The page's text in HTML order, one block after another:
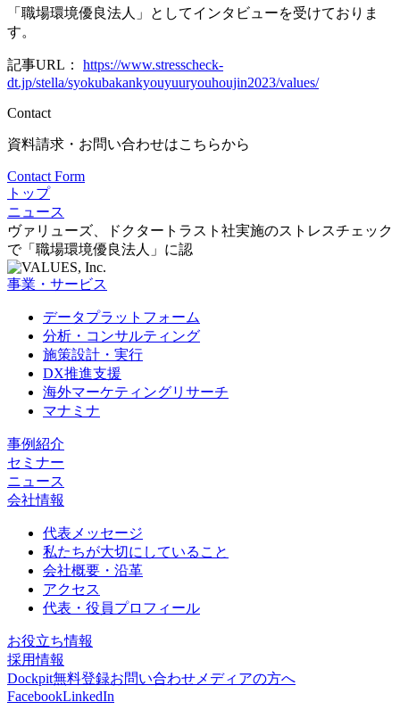
「職場環境優良法人」としてインタビューを受けておりま
す。
記事URL： https://www.stresscheck-
dt.jp/stella/syokubakankyouyuuryouhoujin2023/values/
Contact
資料請求・お問い合わせはこちらから
Contact Form
トップ
ニュース
ヴァリューズ、ドクタートラスト社実施のストレスチェック
で「職場環境優良法人」に認
事業・サービス
データプラットフォーム
分析・コンサルティング
施策設計・実行
DX推進支援
海外マーケティングリサーチ
マナミナ
事例紹介
セミナー
ニュース
会社情報
代表メッセージ
私たちが大切にしていること
会社概要・沿革
アクセス
代表・役員プロフィール
お役立ち情報
採用情報
Dockpit無料登録お問い合わせ メディアの方へ
FacebookLinkedIn